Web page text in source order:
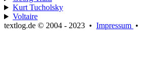
Kurt Tucholsky
Voltaire
textlog.de © 2004 - 2023 • Impressum •